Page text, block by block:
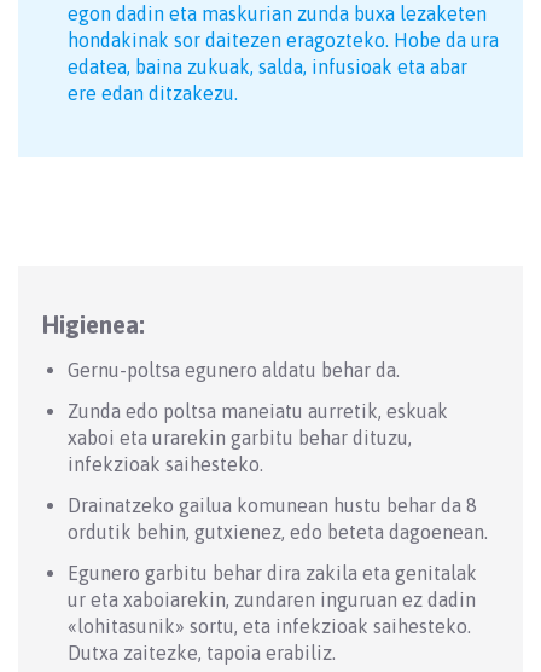
egon dadin eta maskurian zunda buxa lezaketen
hondakinak sor daitezen eragozteko. Hobe da ura
edatea, baina zukuak, salda, infusioak eta abar
ere edan ditzakezu.
Higienea:
Gernu-poltsa egunero aldatu behar da.
Zunda edo poltsa maneiatu aurretik, eskuak
xaboi eta urarekin garbitu behar dituzu,
infekzioak saihesteko.
Drainatzeko gailua komunean hustu behar da 8
ordutik behin, gutxienez, edo beteta dagoenean.
Egunero garbitu behar dira zakila eta genitalak
ur eta xaboiarekin, zundaren inguruan ez dadin
«lohitasunik» sortu, eta infekzioak saihesteko.
Dutxa zaitezke, tapoia erabiliz.